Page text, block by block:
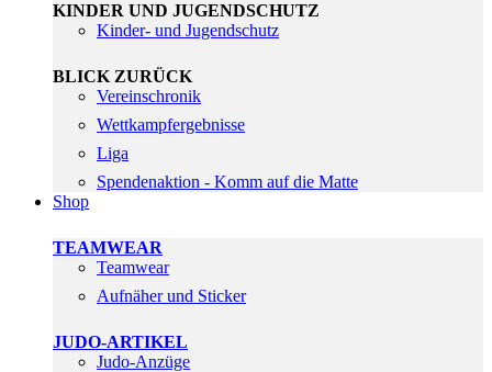
KINDER UND JUGENDSCHUTZ
Kinder- und Jugendschutz
BLICK ZURÜCK
Vereinschronik
Wettkampfergebnisse
Liga
Spendenaktion - Komm auf die Matte
Shop
TEAMWEAR
Teamwear
Aufnäher und Sticker
JUDO-ARTIKEL
Judo-Anzüge